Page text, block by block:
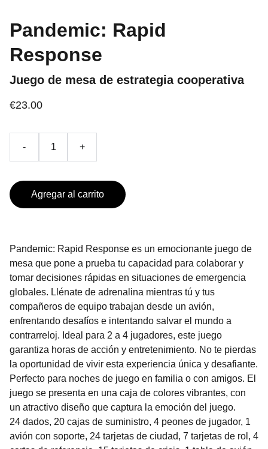
Pandemic: Rapid
Response
Juego de mesa de estrategia cooperativa
€23.00
- +
Agregar al carrito
Pandemic: Rapid Response es un emocionante juego de
mesa que pone a prueba tu capacidad para colaborar y
tomar decisiones rápidas en situaciones de emergencia
globales. Llénate de adrenalina mientras tú y tus
compañeros de equipo trabajan desde un avión,
enfrentando desafíos e intentando salvar el mundo a
contrarreloj. Ideal para 2 a 4 jugadores, este juego
garantiza horas de acción y entretenimiento. No te pierdas
la oportunidad de vivir esta experiencia única y desafiante.
Perfecto para noches de juego en familia o con amigos. El
juego se presenta en una caja de colores vibrantes, con
un atractivo diseño que captura la emoción del juego.
24 dados, 20 cajas de suministro, 4 peones de jugador, 1
avión con soporte, 24 tarjetas de ciudad, 7 tarjetas de rol, 4